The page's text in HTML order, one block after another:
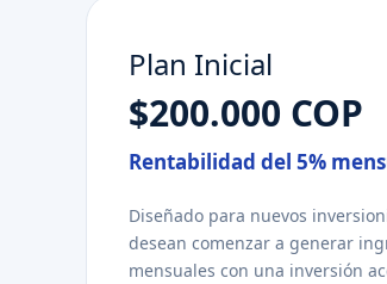
Plan Inicial
$200.000 COP
Rentabilidad del 5%
Diseñado para nuevos
desean comenzar a generar
mensuales con una inversión